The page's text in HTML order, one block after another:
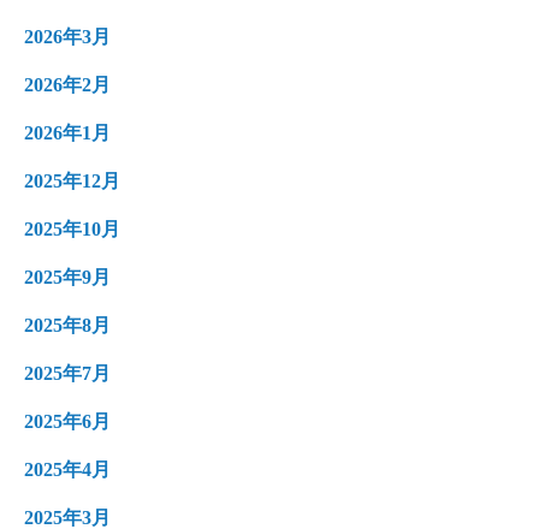
2026年3月
2026年2月
2026年1月
2025年12月
2025年10月
2025年9月
2025年8月
2025年7月
2025年6月
2025年4月
2025年3月